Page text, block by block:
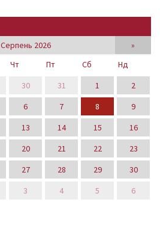
Серпень 2026
»
Чт Пт Сб
Нд
30 31 1
2
6 7 8
9
13 14 15
16
20 21 22
23
27 28 29
30
3 4 5 6